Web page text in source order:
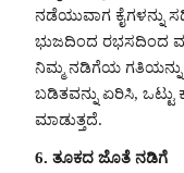
ನಡೆಯುವಾಗ ಕೈಗಳನ್ನು
ಭುಜದಿಂದ ರಭಸದಿಂದ
ನಿಮ್ಮ ನಡಿಗೆಯ
ಬಡಿತವನ್ನು ಏರಿಸಿ,
ಮಾಡುತ್ತದೆ.
6. ತೂಕದ ಜೊತೆ ನಡಿಗೆ